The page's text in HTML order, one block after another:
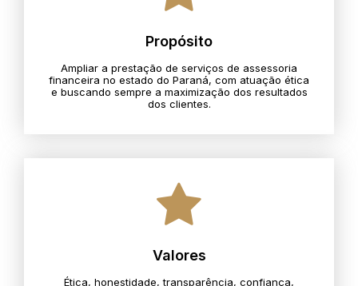
Propósito
Ampliar a prestação de serviços de assessoria
financeira no estado do Paraná, com atuação ética
e buscando sempre a maximização dos resultados
dos clientes.
Valores
Ética, honestidade, transparência, confiança,